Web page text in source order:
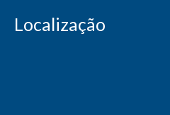
Convenções Coletivas
Localização